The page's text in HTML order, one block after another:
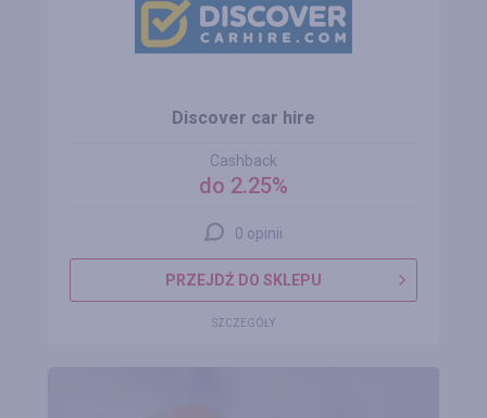
Discover car hire
Cashback
do 2.25%
0 opinii
PRZEJDŹ DO SKLEPU
SZCZEGÓŁY